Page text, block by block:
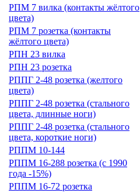
РПМ 7 вилка (контакты жёлтого
цвета)
РПМ 7 розетка (контакты
жёлтого цвета)
РПН 23 вилка
РПН 23 розетка
РППГ 2-48 розетка (желтого
цвета)
РППГ 2-48 розетка (стального
цвета, длинные ноги)
РППГ 2-48 розетка (стального
цвета, короткие ноги)
РППМ 10-144
РППМ 16-288 розетка (с 1990
года -15%)
РППМ 16-72 розетка